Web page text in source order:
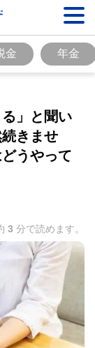
金 年金
る」と聞い
きませ
うやって
3 分で読めます。